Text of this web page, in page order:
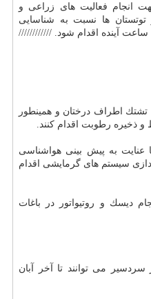
انجام فعالیت های زراعی و
ها نسبت به شناسایی
تشتك اطراف درختان و همینطور
ذخیره رطوبت اقدام كنند.
عنایت به پیش بینی هواشناسی
سیستم های گرمایشی اقدام
دیسك و روتیواتور در باغات
می توانند تا آخر آبان